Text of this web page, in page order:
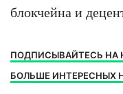
блокчейна и
ПОДПИСЫВАЙТЕСЬ НА
БОЛЬШЕ ИНТЕРЕСНЫХ